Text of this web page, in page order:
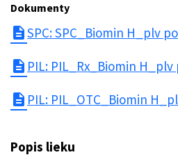
Dokumenty
descriptionSPC: SPC_Biomin H_plv
description PIL: PIL_Rx_Biomin
description PIL: PIL_OTC_Biomin
Popis lieku